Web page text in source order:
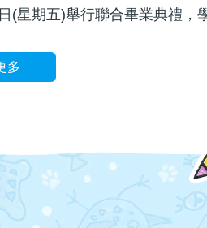
(星期五)舉行聯合畢業典禮，
多